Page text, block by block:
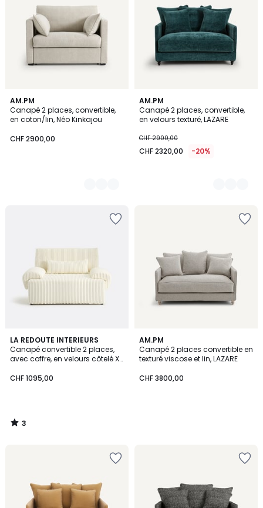
AM.PM
Canapé 2 places, convertible,
en coton/lin, Néo Kinkajou
CHF 2900,00
4
Couleurs
AM.PM
Canapé 2 places, convertible,
en velours texturé, LAZARE
CHF 2900,00
CHF 2320,00 -20%
3
Couleurs
LA REDOUTE INTERIEURS
Canapé convertible 2 places,
avec coffre, en velours côtelé XL,
CHF 1095,00
3
/
5
3
/
AM.PM
Canapé 2 places convertible en
texturé viscose et lin, LAZARE
CHF 3800,00